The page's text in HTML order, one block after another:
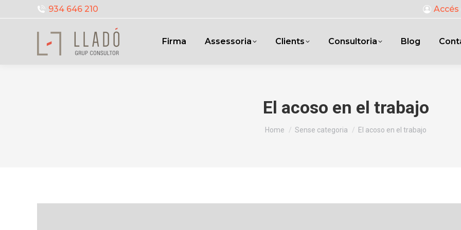
934 646 210
Firma Assessoria Clients Consultoria Blog
El acoso en el trabajo
You are here:
Home Sense categoria El acoso en el trabajo